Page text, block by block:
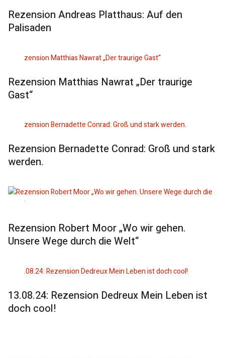
Rezension Andreas Platthaus: Auf den
Palisaden
Rezension Matthias Nawrat „Der traurige
Gast“
Rezension Bernadette Conrad: Groß und stark
werden.
Rezension Robert Moor „Wo wir gehen.
Unsere Wege durch die Welt“
13.08.24: Rezension Dedreux Mein Leben ist
doch cool!